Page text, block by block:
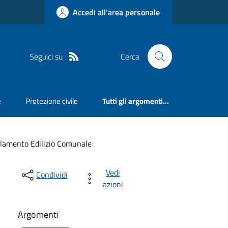
Accedi all'area personale
Seguici su Cerca
Protezione civile Tutti gli argomenti...
Edilizio Comunale
Condividi
Vedi
azioni
Argomenti